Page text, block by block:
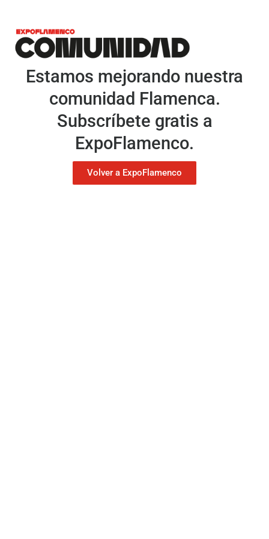
Estamos mejorando nuestra
comunidad Flamenca.
Subscríbete gratis a
ExpoFlamenco.
Volver a ExpoFlamenco